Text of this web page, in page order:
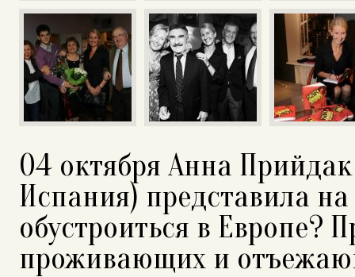
04 октября Анна
Испания) представила
обустроиться в Европе?
проживающих и